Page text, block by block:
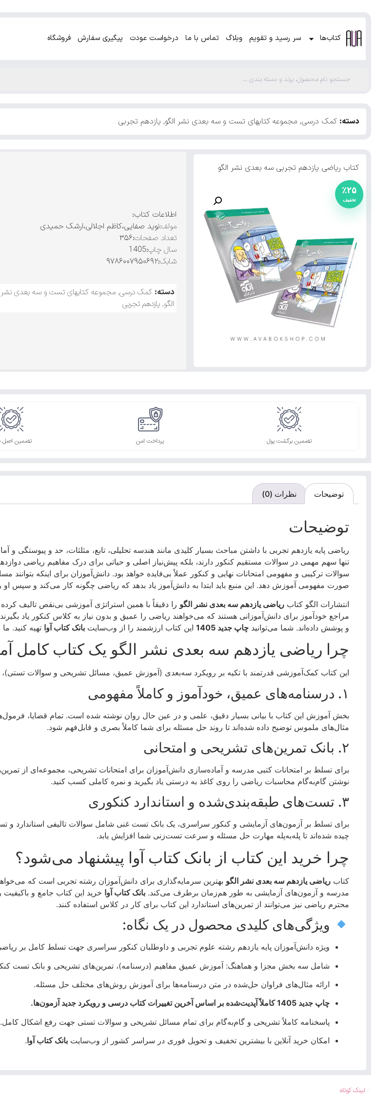
کتاب‌ها سر رسید و تقویم وبلاگ تماس با ما درخواست عودت پیگیری سفارش فروشگاه
دسته: کمک درسی, مجموعه کتابهای تست و سه بعدی نشر الگو, یازدهم تجربی
کتاب ریاضی یازدهم تجربی سه بعدی نشر الگو
٪۲۵
اطلاعات کتاب:
مولف:نوید صفایی،کاظم اجلالی،ارشک حمیدی
تعداد صفحات:۳۵۶
سال چاپ:1405
شابک:۹۷۸۶۰۰۷۹۵۰۶۹۲
دسته: کمک درسی, مجموعه کتابهای تست و سه بعدی نشر
الگو, یازدهم تجربی
تضمین برگشت پول پرداخت امن تضمین اصل
توضیحات نظرات (0)
توضیحات
ریاضی پایه یازدهم تجربی با داشتن مباحث بسیار کلیدی مانند هندسه تحلیلی، تابع، مثلثات، حد و پیوستگی
تنها سهم مهمی در سوالات مستقیم کنکور دارند، بلکه پیش‌نیاز اصلی و حیاتی برای درک مفاهیم ریاضی
سوالات ترکیبی و مفهومی امتحانات نهایی و کنکور عملاً بی‌فایده خواهد بود. دانش‌آموزان برای اینکه بتوانند
صورت مفهومی آموزش دهد. این منبع باید ابتدا به دانش‌آموز یاد بدهد که ریاضی چگونه کار می‌کند و سپس او
انتشارات الگو کتاب ریاضی یازدهم سه بعدی نشر الگو را دقیقاً با همین استراتژی آموزشی بی‌نقص تالیف
مراجع خودآموز برای دانش‌آموزانی هستند که می‌خواهند ریاضی را عمیق و بدون نیاز به کلاس کنکور یاد
و پوشش داده‌اند. شما می‌توانید چاپ جدید 1405 این کتاب ارزشمند را از وب‌سایت بانک کتاب آوا تهیه کنید.
چرا ریاضی یازدهم سه بعدی نشر الگو یک کتاب
این کتاب کمک‌آموزشی قدرتمند با تکیه بر رویکرد سه‌بعدی (آموزش عمیق، مسائل تشریحی و سوالات
۱. درسنامه‌های عمیق، خودآموز و کاملاً مفهومی
بخش آموزش این کتاب با بیانی بسیار دقیق، علمی و در عین حال روان نوشته شده است. تمام قضایا،
مثال‌های ملموس توضیح داده شده‌اند تا روند حل مسئله برای شما کاملاً بصری و قابل‌فهم شود.
۲. بانک تمرین‌های تشریحی و امتحانی
برای تسلط بر امتحانات کتبی مدرسه و آماده‌سازی دانش‌آموزان برای امتحانات تشریحی، مجموعه‌ای از
نوشتن گام‌به‌گام محاسبات ریاضی را روی کاغذ به درستی یاد بگیرید و نمره کاملی کسب کنید.
۳. تست‌های طبقه‌بندی‌شده و استاندارد کنکوری
برای تسلط بر آزمون‌های آزمایشی و کنکور سراسری، یک بانک تست غنی شامل سوالات تالیفی
چیده شده‌اند تا پله‌به‌پله مهارت حل مسئله و سرعت تست‌زنی شما افزایش یابد.
چرا خرید این کتاب از بانک کتاب آوا پیشنهاد می‌شود؟
کتاب ریاضی یازدهم سه بعدی نشر الگو بهترین سرمایه‌گذاری برای دانش‌آموزان رشته تجربی است که
مدرسه و آزمون‌های آزمایشی به طور هم‌زمان برطرف می‌کند. بانک کتاب آوا خرید این کتاب جامع و
محترم ریاضی نیز می‌توانند از تمرین‌های استاندارد این کتاب برای کار در کلاس استفاده کنند.
ویژگی‌های کلیدی محصول در یک نگاه:
ویژه دانش‌آموزان پایه یازدهم رشته علوم تجربی و داوطلبان کنکور سراسری جهت تسلط کامل بر
شامل سه بخش مجزا و هماهنگ: آموزش عمیق مفاهیم (درسنامه)، تمرین‌های تشریحی و بانک تست
ارائه مثال‌های فراوان حل‌شده در متن درسنامه‌ها برای آموزش روش‌های مختلف حل مسئله.
چاپ جدید 1405 کاملاً آپدیت‌شده بر اساس آخرین تغییرات کتاب درسی و رویکرد جدید آزمون‌ها.
پاسخنامه کاملاً تشریحی و گام‌به‌گام برای تمام مسائل تشریحی و سوالات تستی جهت رفع اشکال کامل.
امکان خرید آنلاین با بیشترین تخفیف و تحویل فوری در سراسر کشور از وب‌سایت بانک کتاب آوا.
لینک کوتاه